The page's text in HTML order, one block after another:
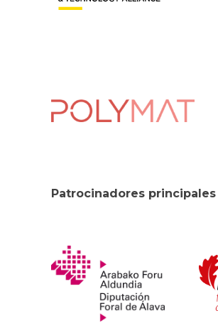
Patrocinadores principales